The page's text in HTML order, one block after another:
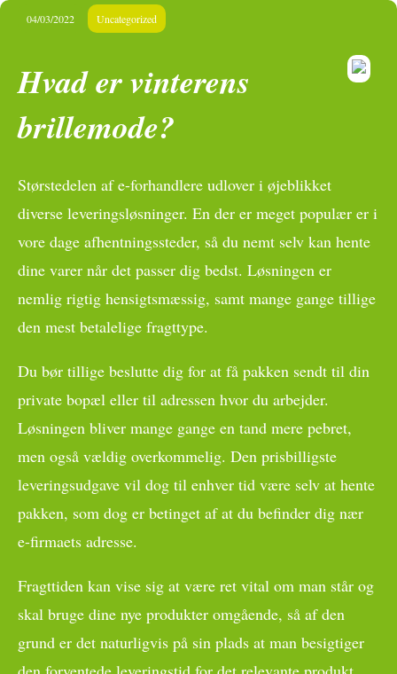
04/03/2022 Uncategorized
Hvad er vinterens
brillemode?
Størstedelen af e-forhandlere udlover i øjeblikket
diverse leveringsløsninger. En der er meget populær er i
vore dage afhentningssteder, så du nemt selv kan hente
dine varer når det passer dig bedst. Løsningen er
nemlig rigtig hensigtsmæssig, samt mange gange tillige
den mest betalelige fragttype.
Du bør tillige beslutte dig for at få pakken sendt til din
private bopæl eller til adressen hvor du arbejder.
Løsningen bliver mange gange en tand mere pebret,
men også vældig overkommelig. Den prisbilligste
leveringsudgave vil dog til enhver tid være selv at hente
pakken, som dog er betinget af at du befinder dig nær
e-firmaets adresse.
Fragttiden kan vise sig at være ret vital om man står og
skal bruge dine nye produkter omgående, så af den
grund er det naturligvis på sin plads at man besigtiger